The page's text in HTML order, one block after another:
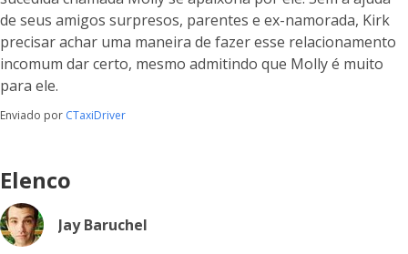
de seus amigos surpresos, parentes e ex-namorada, Kirk
precisar achar uma maneira de fazer esse relacionamento
incomum dar certo, mesmo admitindo que Molly é muito
para ele.
Enviado por CTaxiDriver
Elenco
Jay Baruchel